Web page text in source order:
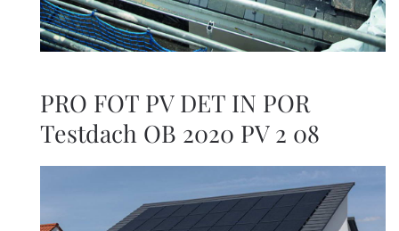
PRO FOT PV DET IN POR
Testdach OB 2020 PV 2 08